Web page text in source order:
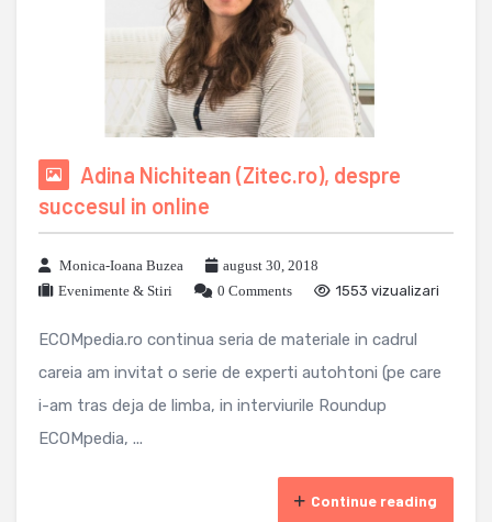
Adina Nichitean (Zitec.ro), despre
succesul in online
Monica-Ioana Buzea
august 30, 2018
Evenimente & Stiri
0 Comments 1553 vizualizari
ECOMpedia.ro continua seria de materiale in cadrul
careia am invitat o serie de experti autohtoni (pe care
i-am tras deja de limba, in interviurile Roundup
ECOMpedia, ...
Continue reading